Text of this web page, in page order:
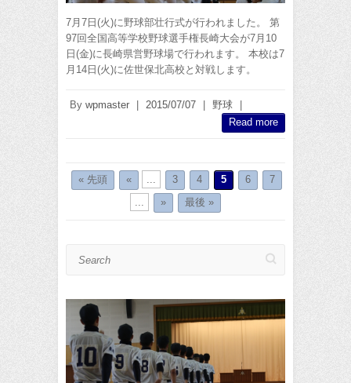
7月7日(火)に野球部壮行式が行われました。 第
97回全国高等学校野球選手権長崎大会が7月10
日(金)に長崎県営野球場で行われます。 本校は7
月14日(火)に佐世保北高校と対戦します。
By wpmaster 2015/07/07 野球
Read more
« 先頭 « ... 3 4 5 6
7
...
» 最後 »